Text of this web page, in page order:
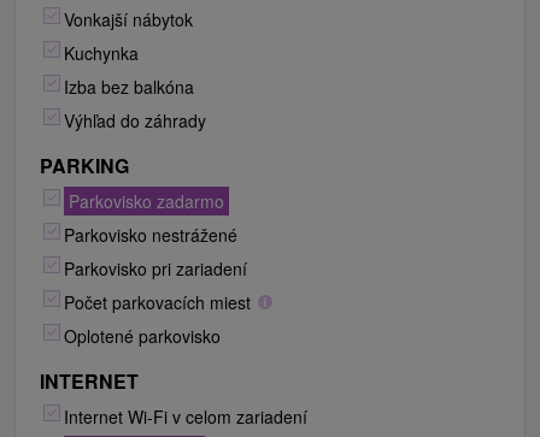
Vonkajší nábytok
Kuchynka
Izba bez balkóna
Výhľad do záhrady
PARKING
Parkovisko zadarmo
Parkovisko nestrážené
Parkovisko pri zariadení
Počet parkovacích miest
Oplotené parkovisko
INTERNET
Internet Wi-Fi v celom zariadení